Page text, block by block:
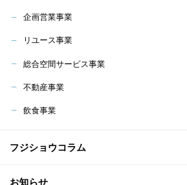
企画営業事業
リユース事業
総合空間サービス事業
不動産事業
飲食事業
フジショウコラム
お知らせ